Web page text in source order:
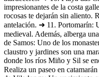
impresionantes de la costa
rocosas te dejarán sin aliento.
antelación. ➜ 11. Portomarín:
medieval. Además, alberga
de Samos: Uno de los
claustro y jardines son una
donde los ríos Miño y Sil se
Realiza un paseo en